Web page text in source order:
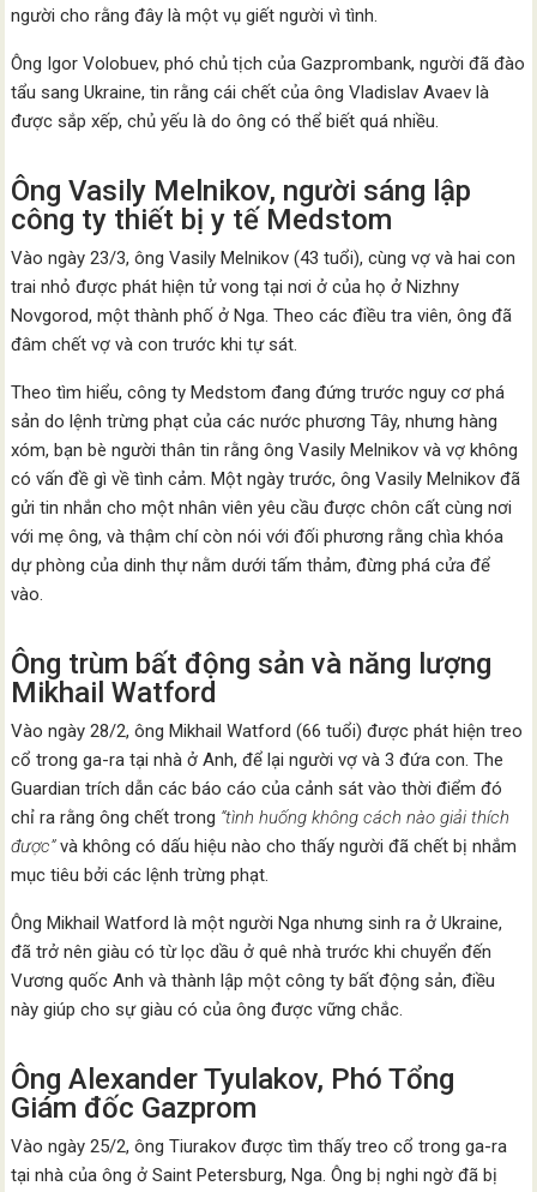
người cho rằng đây là một vụ giết người vì tình.
Ông Igor Volobuev, phó chủ tịch của Gazprombank, người đã đào
tẩu sang Ukraine, tin rằng cái chết của ông Vladislav Avaev là
được sắp xếp, chủ yếu là do ông có thể biết quá nhiều.
Ông Vasily Melnikov, người sáng lập
công ty thiết bị y tế Medstom
Vào ngày 23/3, ông Vasily Melnikov (43 tuổi), cùng vợ và hai con
trai nhỏ được phát hiện tử vong tại nơi ở của họ ở Nizhny
Novgorod, một thành phố ở Nga. Theo các điều tra viên, ông đã
đâm chết vợ và con trước khi tự sát.
Theo tìm hiểu, công ty Medstom đang đứng trước nguy cơ phá
sản do lệnh trừng phạt của các nước phương Tây, nhưng hàng
xóm, bạn bè người thân tin rằng ông Vasily Melnikov và vợ không
có vấn đề gì về tình cảm. Một ngày trước, ông Vasily Melnikov đã
gửi tin nhắn cho một nhân viên yêu cầu được chôn cất cùng nơi
với mẹ ông, và thậm chí còn nói với đối phương rằng chìa khóa
dự phòng của dinh thự nằm dưới tấm thảm, đừng phá cửa để
vào.
Ông trùm bất động sản và năng lượng
Mikhail Watford
Vào ngày 28/2, ông Mikhail Watford (66 tuổi) được phát hiện treo
cổ trong ga-ra tại nhà ở Anh, để lại người vợ và 3 đứa con. The
Guardian trích dẫn các báo cáo của cảnh sát vào thời điểm đó
chỉ ra rằng ông chết trong “tình huống không cách nào giải thích
được”và không có dấu hiệu nào cho thấy người đã chết bị nhắm
mục tiêu bởi các lệnh trừng phạt.
Ông Mikhail Watford là một người Nga nhưng sinh ra ở Ukraine,
đã trở nên giàu có từ lọc dầu ở quê nhà trước khi chuyển đến
Vương quốc Anh và thành lập một công ty bất động sản, điều
này giúp cho sự giàu có của ông được vững chắc.
Ông Alexander Tyulakov, Phó Tổng
Giám đốc Gazprom
Vào ngày 25/2, ông Tiurakov được tìm thấy treo cổ trong ga-ra
tại nhà của ông ở Saint Petersburg, Nga. Ông bị nghi ngờ đã bị